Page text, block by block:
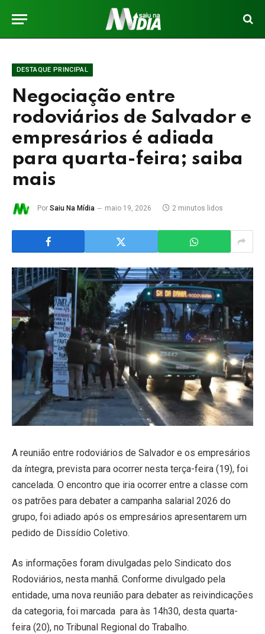
DESTAQUE PRINCIPAL
Negociação entre
rodoviários de Salvador e
empresários é adiada
para quarta-feira; saiba
mais
Por Saiu Na Mídia maio 19, 2026 2 minutos lidos
A reunião entre rodoviários de Salvador e os empresários
da íntegra, prevista para ocorrer nesta terça-feira (19), foi
cancelada. O encontro que iria ocorrer entre a classe com
os patrões para debater a campanha salarial 2026 do
grupo, foi adiado após os empresários apresentarem um
pedido de Dissídio Coletivo.
As informações foram divulgadas pelo Sindicato dos
Rodoviários, nesta manhã. Conforme divulgado pela
entidade, uma nova reunião para debater as reivindicações
da categoria, foi marcada para às 14h30, desta quarta-
feira (20), no Tribunal Regional do Trabalho.